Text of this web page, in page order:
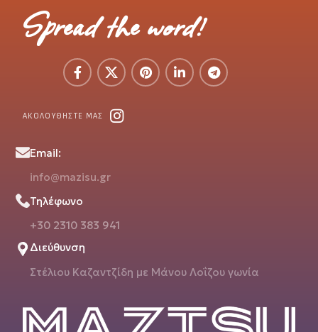
Spread the word!
ΑΚΟΛΟΥΘΗΣΤΕ ΜΑΣ
Email:
info@mazisu.gr
Τηλέφωνο
+30 2310 383 941
Διεύθυνση
Στέλιου Καζαντζίδη με Μάνου Λοΐζου γωνία